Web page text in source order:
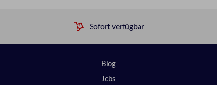
Sofort verfügbar
Blog
Jobs